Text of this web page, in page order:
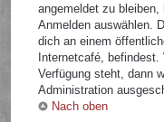
angemeldet zu
Anmelden auswählen.
dich an einem
Internetcafé,
Verfügung steht, dann
Administration
Nach oben